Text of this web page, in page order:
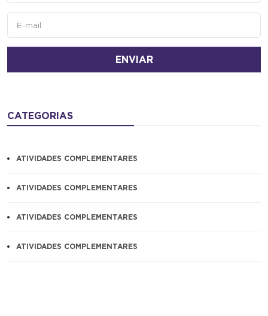
ENVIAR
CATEGORIAS
ATIVIDADES COMPLEMENTARES
ATIVIDADES COMPLEMENTARES
ATIVIDADES COMPLEMENTARES
ATIVIDADES COMPLEMENTARES